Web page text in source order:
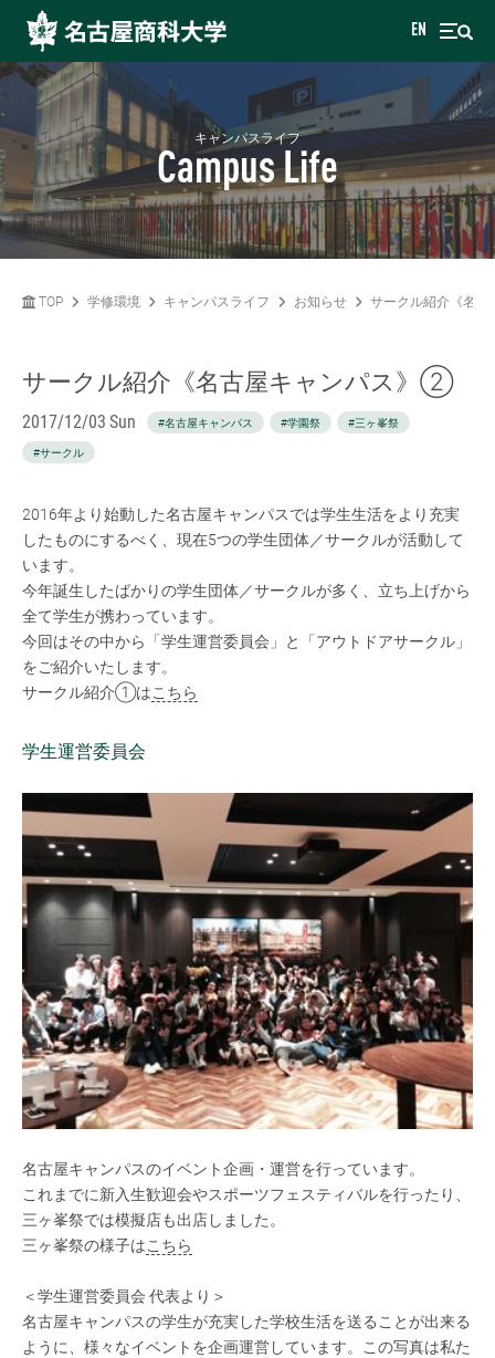
EN
キャンパスライフ
Campus Life
TOP 学修環境 キャンパスライフ お知らせ サークル紹介《名
サークル紹介《名古屋キャンパス》②
2017/12/03 Sun #名古屋キャンパス #学園祭 #三ヶ峯祭
#サークル
2016年より始動した名古屋キャンパスでは学生生活をより充実
したものにするべく、現在5つの学生団体／サークルが活動して
います。
今年誕生したばかりの学生団体／サークルが多く、立ち上げから
全て学生が携わっています。
今回はその中から「学生運営委員会」と「アウトドアサークル」
をご紹介いたします。
サークル紹介①はこちら
学生運営委員会
名古屋キャンパスのイベント企画・運営を行っています。
これまでに新入生歓迎会やスポーツフェスティバルを行ったり、
三ヶ峯祭では模擬店も出店しました。
三ヶ峯祭の様子はこちら
＜学生運営委員会 代表より＞
名古屋キャンパスの学生が充実した学校生活を送ることが出来る
ように、様々なイベントを企画運営しています。この写真は私た